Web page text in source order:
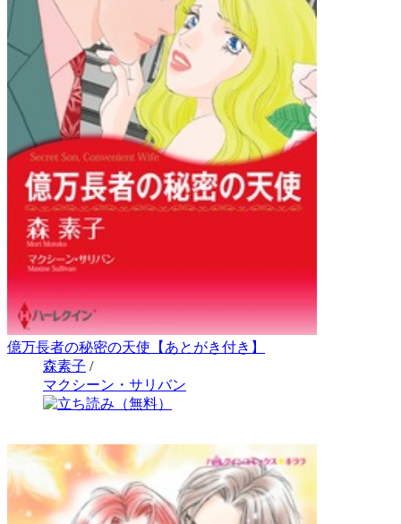
億万長者の秘密の天使【あとがき付き】
森素子 /
マクシーン・サリバン